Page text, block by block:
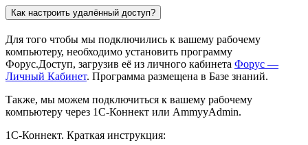
Как настроить удалённый доступ?
Для того чтобы мы подключились к вашему рабочему
компьютеру, необходимо установить программу
Форус.Доступ, загрузив её из личного кабинета Форус —
Личный Кабинет. Программа размещена в Базе знаний.
Также, мы можем подключиться к вашему рабочему
компьютеру через 1С-Коннект или AmmyyAdmin.
1С-Коннект. Краткая инструкция: